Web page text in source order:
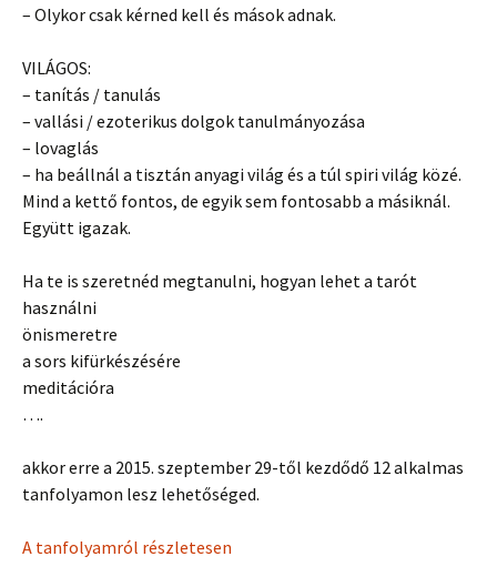
– Olykor csak kérned kell és mások adnak.
VILÁGOS:
– tanítás / tanulás
– vallási / ezoterikus dolgok tanulmányozása
– lovaglás
– ha beállnál a tisztán anyagi világ és a túl spiri világ közé.
Mind a kettő fontos, de egyik sem fontosabb a másiknál.
Együtt igazak.
Ha te is szeretnéd megtanulni, hogyan lehet a tarót
használni
önismeretre
a sors kifürkészésére
meditációra
….
akkor erre a 2015. szeptember 29-től kezdődő 12 alkalmas
tanfolyamon lesz lehetőséged.
A tanfolyamról részletesen